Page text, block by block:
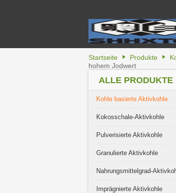
Startseite Produkte
hohem Jodwert
ALLE PRODUKTE
Kohle basierte Aktivkohle
Kokosschale-Aktivkohle
Pulverisierte Aktivkohle
Granulierte Aktivkohle
Nahrungsmittelgrad-
Imprägnierte Aktivkohle